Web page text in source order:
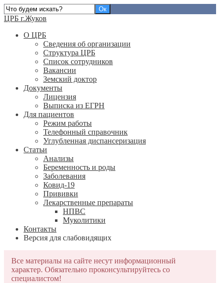
ЦРБ г.Жуков
О ЦРБ
Сведения об организации
Структура ЦРБ
Список сотрудников
Вакансии
Земский доктор
Документы
Лицензия
Выписка из ЕГРН
Для пациентов
Режим работы
Телефонный справочник
Углубленная диспансеризация
Статьи
Анализы
Беременность и роды
Заболевания
Ковид-19
Прививки
Лекарственные препараты
НПВС
Муколитики
Контакты
Версия для слабовидящих
Все материалы на сайте несут информационный
характер. Обязательно проконсультируйтесь со
специалистом!